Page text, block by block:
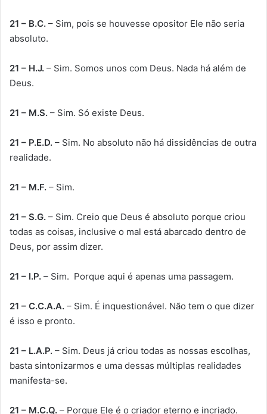
21 – B.C. – Sim, pois se houvesse opositor Ele não seria
absoluto.
21 – H.J. – Sim. Somos unos com Deus. Nada há além de
Deus.
21 – M.S. – Sim. Só existe Deus.
21 – P.E.D. – Sim. No absoluto não há dissidências de outra
realidade.
21 – M.F. – Sim.
21 – S.G. – Sim. Creio que Deus é absoluto porque criou
todas as coisas, inclusive o mal está abarcado dentro de
Deus, por assim dizer.
21 – I.P. – Sim. Porque aqui é apenas uma passagem.
21 – C.C.A.A. – Sim. É inquestionável. Não tem o que dizer
é isso e pronto.
21 – L.A.P. – Sim. Deus já criou todas as nossas escolhas,
basta sintonizarmos e uma dessas múltiplas realidades
manifesta-se.
21 – M.C.Q. – Porque Ele é o criador eterno e incriado.